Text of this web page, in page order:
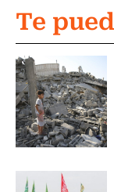
Te